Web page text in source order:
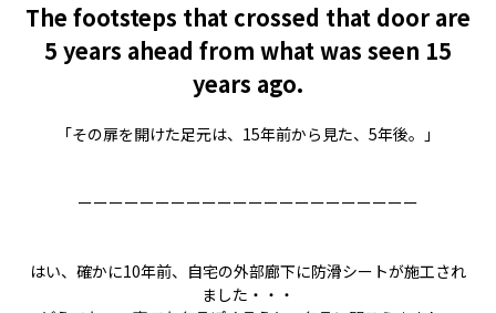
The footsteps that crossed that door are
5 years ahead from what was seen 15
years ago.
「その扉を開けた足元は、15年前から見た、5年後。」
ーーーーーーーーーーーーーーーーーーーーーー
はい、確かに10年前、自宅の外部廊下に防滑シートが施工され
ました・・・